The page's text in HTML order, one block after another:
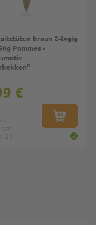
braun 2-lagig
Pommes -
IN DEN
€